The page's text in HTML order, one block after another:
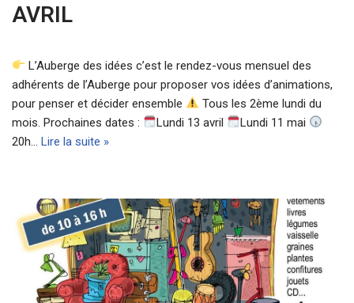
AVRIL
L’Auberge des idées c’est le rendez-vous mensuel des
adhérents de l’Auberge pour proposer vos idées d’animations,
pour penser et décider ensemble
Tous les 2ème lundi du
mois. Prochaines dates :
Lundi 13 avril
Lundi 11 mai
20h… Lire la suite »